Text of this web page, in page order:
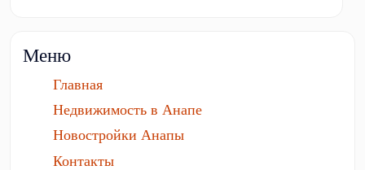
Меню
Главная
Недвижимость в Анапе
Новостройки Анапы
Контакты